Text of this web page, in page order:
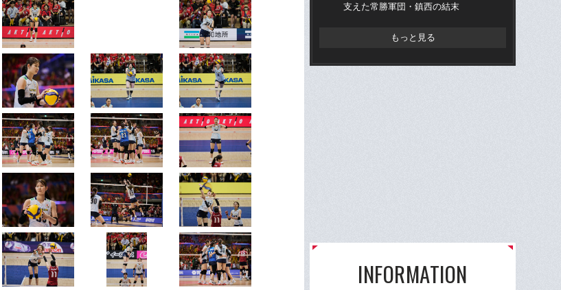
支えた常勝軍団・鎮西の結末
もっと見る
INFORMATION